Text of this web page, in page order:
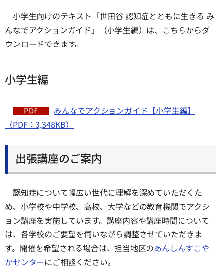
小学生向けのテキスト「世田谷 認知症とともに生きる み
んなでアクションガイド」（小学生編）は、こちらからダ
ウンロードできます。
小学生編
みんなでアクションガイド【小学生編】
（PDF：3,348KB）
出張講座のご案内
認知症について幅広い世代に理解を深めていただくた
め、小学校や中学校、高校、大学などの教育機関でアクシ
ョン講座を実施しています。講座内容や講座時間について
は、各学校のご要望を伺いながら調整させていただきま
す。開催を希望される場合は、担当地区のあんしんすこや
かセンターにご相談ください。